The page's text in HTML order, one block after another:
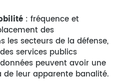
: fréquence et
des
les secteurs de la défense,
services publics
peuvent avoir une
leur apparente banalité.